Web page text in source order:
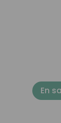
En